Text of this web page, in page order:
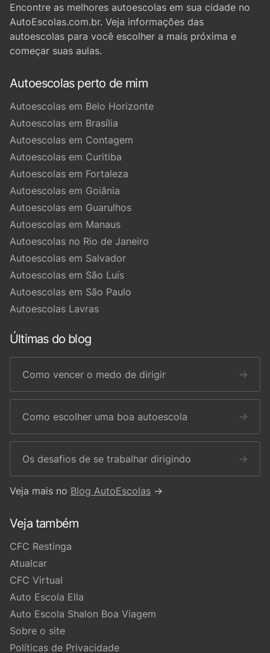
Encontre as melhores autoescolas em sua cidade no
AutoEscolas.com.br. Veja informações das
autoescolas para você escolher a mais próxima e
começar suas aulas.
Autoescolas perto de mim
Autoescolas em Belo Horizonte
Autoescolas em Brasília
Autoescolas em Contagem
Autoescolas em Curitiba
Autoescolas em Fortaleza
Autoescolas em Goiânia
Autoescolas em Guarulhos
Autoescolas em Manaus
Autoescolas no Rio de Janeiro
Autoescolas em Salvador
Autoescolas em São Luís
Autoescolas em São Paulo
Autoescolas Lavras
Últimas do blog
Como vencer o medo de dirigir →
Como escolher uma boa autoescola →
Os desafios de se trabalhar dirigindo →
Veja mais no Blog AutoEscolas →
Veja também
CFC Restinga
Atualcar
CFC Virtual
Auto Escola Ella
Auto Escola Shalon Boa Viagem
Sobre o site
Políticas de Privacidade